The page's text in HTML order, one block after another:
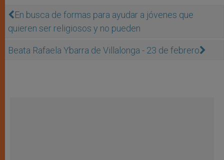
En busca de formas para ayudar a jóvenes que
quieren ser religiosos y no pueden
Beata Rafaela Ybarra de Villalonga - 23 de febrero